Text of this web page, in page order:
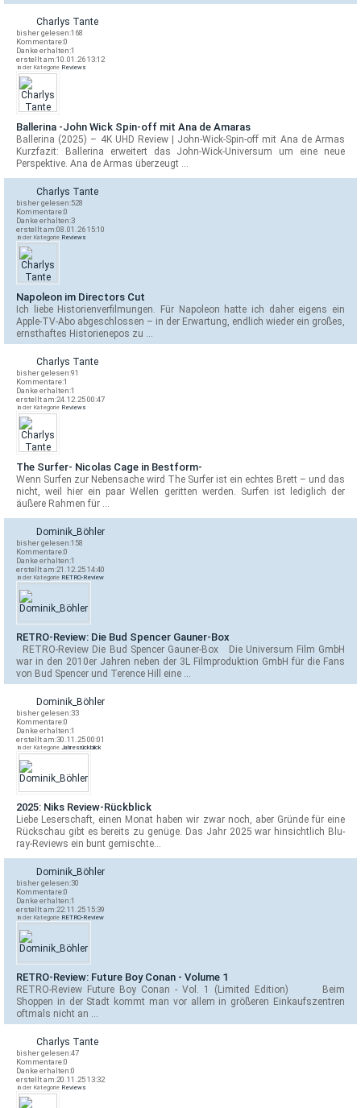
Ballerina -John Wick Spin-off mit Ana de Amaras
Ballerina (2025) – 4K UHD Review | John-Wick-Spin-off mit Ana de Armas
Kurzfazit: Ballerina erweitert das John-Wick-Universum um eine neue
Perspektive. Ana de Armas überzeugt …
Charlys Tante
bisher gelesen:168
Kommentare:0
Danke erhalten:1
erstellt am:10.01.26 13:12
in der Kategorie Reviews
Napoleon im Directors Cut
Ich liebe Historienverfilmungen. Für Napoleon hatte ich daher eigens ein
Apple-TV-Abo abgeschlossen – in der Erwartung, endlich wieder ein großes,
ernsthaftes Historienepos zu …
Charlys Tante
bisher gelesen:528
Kommentare:0
Danke erhalten:3
erstellt am:08.01.26 15:10
in der Kategorie Reviews
The Surfer- Nicolas Cage in Bestform-
Wenn Surfen zur Nebensache wird The Surfer ist ein echtes Brett – und das
nicht, weil hier ein paar Wellen geritten werden. Surfen ist lediglich der
äußere Rahmen für …
Charlys Tante
bisher gelesen:91
Kommentare:1
Danke erhalten:1
erstellt am:24.12.25 00:47
in der Kategorie Reviews
RETRO-Review: Die Bud Spencer Gauner-Box
RETRO-Review Die Bud Spencer Gauner-Box Die Universum Film GmbH
war in den 2010er Jahren neben der 3L Filmproduktion GmbH für die Fans
von Bud Spencer und Terence Hill eine …
Dominik_Böhler
bisher gelesen:158
Kommentare:0
Danke erhalten:1
erstellt am:21.12.25 14:40
in der Kategorie RETRO-Review
2025: Niks Review-Rückblick
Liebe Leserschaft, einen Monat haben wir zwar noch, aber Gründe für eine
Rückschau gibt es bereits zu genüge. Das Jahr 2025 war hinsichtlich Blu-
ray-Reviews ein bunt gemischte…
Dominik_Böhler
bisher gelesen:33
Kommentare:0
Danke erhalten:1
erstellt am:30.11.25 00:01
in der Kategorie Jahresrückblick
RETRO-Review: Future Boy Conan - Volume 1
RETRO-Review Future Boy Conan - Vol. 1 (Limited Edition) Beim
Shoppen in der Stadt kommt man vor allem in größeren Einkaufszentren
oftmals nicht an …
Dominik_Böhler
bisher gelesen:30
Kommentare:0
Danke erhalten:1
erstellt am:22.11.25 15:39
in der Kategorie RETRO-Review
Charlys Tante
bisher gelesen:47
Kommentare:0
Danke erhalten:0
erstellt am:20.11.25 13:32
in der Kategorie Reviews